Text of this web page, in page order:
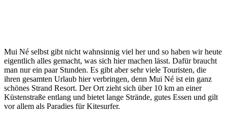
Mui Né selbst gibt nicht wahnsinnig viel her und so haben wir heute
eigentlich alles gemacht, was sich hier machen lässt. Dafür braucht
man nur ein paar Stunden. Es gibt aber sehr viele Touristen, die
ihren gesamten Urlaub hier verbringen, denn Mui Né ist ein ganz
schönes Strand Resort. Der Ort zieht sich über 10 km an einer
Küstenstraße entlang und bietet lange Strände, gutes Essen und gilt
vor allem als Paradies für Kitesurfer.